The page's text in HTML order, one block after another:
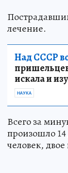
лечение.
Над СССР
искала и
НАУКА
Всего за
произошло
человек,